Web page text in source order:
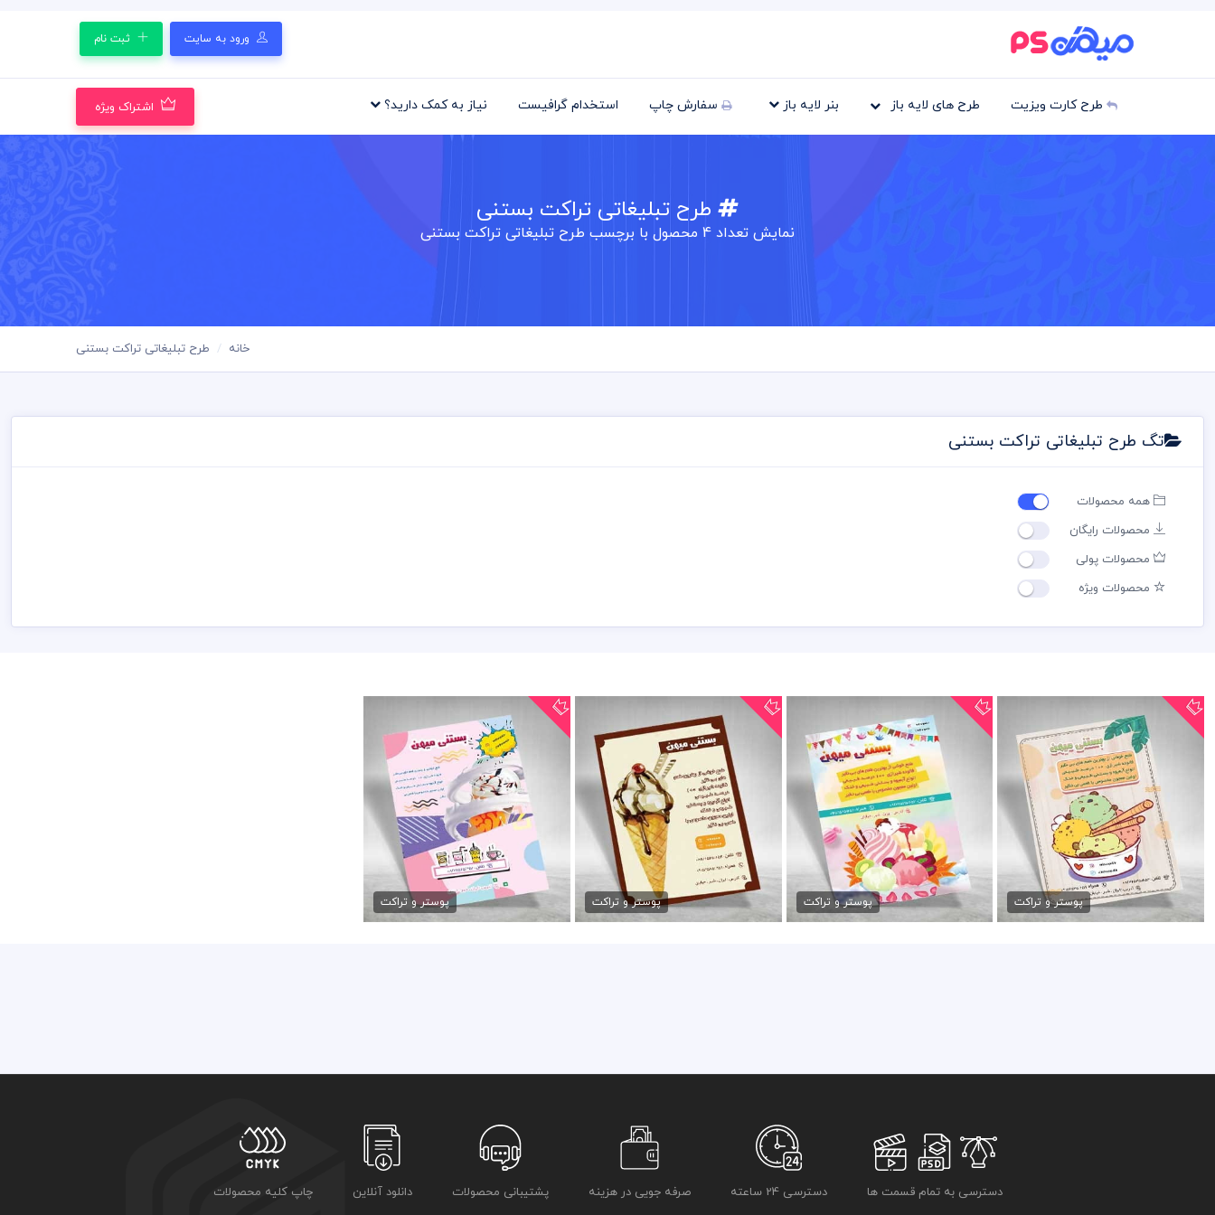
ورود به سایت ثبت نام
طرح کارت ویزیت طرح های لایه باز بنر لایه باز سفارش چاپ استخدام گرافیست نیاز به کمک دارید؟ اشتراک ویژه
طرح تبلیغاتی تراکت بستنی
نمایش تعداد 4 محصول با برچسب طرح تبلیغاتی تراکت بستنی
خانه طرح تبلیغاتی تراکت بستنی
تگ طرح تبلیغاتی تراکت بستنی
همه محصولات
محصولات رایگان
محصولات پولی
محصولات ویژه
طرح لایه باز تراکت بستنی
79,000 تومان
پوستر و تراکت
طرح psd تراکت بستنی
79,000 تومان
پوستر و تراکت
طرح تبلیغاتی تراکت بستنی
79,000 تومان
پوستر و تراکت
طرح آماده تراکت بستنی
79,000 تومان
پوستر و تراکت
دسترسی به تمام قسمت ها دسترسی 24 ساعته صرفه جویی در هزینه پشتیبانی محصولات دانلود آنلاین چاپ کلیه محصولات